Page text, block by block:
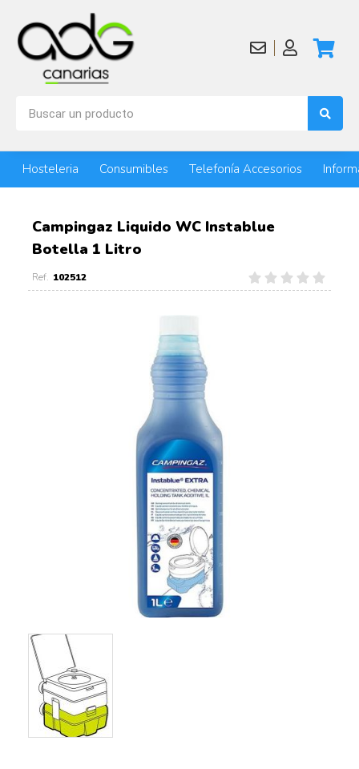
Hosteleria Consumibles Telefonía Accesorios
Campingaz Liquido WC Instablue
Botella 1 Litro
102512